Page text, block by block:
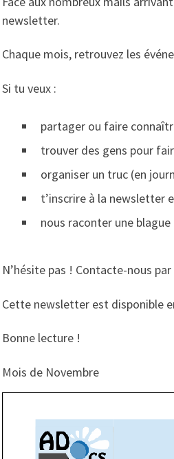
newsletter.
Chaque mois, retrouvez les
Si tu veux :
partager ou faire
trouver des gens pour
organiser un truc (en
t’inscrire à la newsletter
nous raconter une
N’hésite pas ! Contacte-nous
Cette newsletter est disponible
Bonne lecture !
Mois de Novembre